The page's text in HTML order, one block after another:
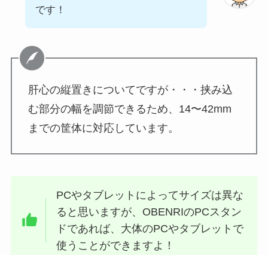
です！
肝心の縦置きについてですが・・・挟み込
む部分の幅を調節できるため、14〜42mm
までの筐体に対応しています。
PCやタブレットによってサイズは異な
ると思いますが、OBENRIのPCスタン
ドであれば、大体のPCやタブレットで
使うことができますよ！